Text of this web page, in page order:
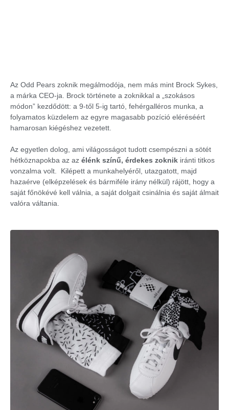
Az Odd Pears zoknik megálmodója, nem más mint Brock Sykes,
a márka CEO-ja. Brock története a zoknikkal a „szokásos
módon” kezdődött: a 9-től 5-ig tartó, fehérgalléros munka, a
folyamatos küzdelem az egyre magasabb pozíció eléréséért
hamarosan kiégéshez vezetett.
Az egyetlen dolog, ami világosságot tudott csempészni a sötét
hétköznapokba az az élénk színű, érdekes zoknik iránti titkos
vonzalma volt. Kilépett a munkahelyéről, utazgatott, majd
hazaérve (elképzelések és bármiféle irány nélkül) rájött, hogy a
saját főnökévé kell válnia, a saját dolgait csinálnia és saját álmait
valóra váltania.